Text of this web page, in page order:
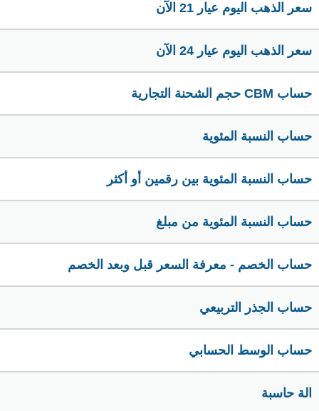
سعر الذهب اليوم عيار 21 الآن
سعر الذهب اليوم عيار 24 الآن
حساب CBM حجم الشحنة التجارية
حساب النسبة المئوية
حساب النسبة المئوية بين رقمين أو أكثر
حساب النسبة المئوية من مبلغ
حساب الخصم - معرفة السعر قبل وبعد الخصم
حساب الجذر التربيعي
حساب الوسط الحسابي
الة حاسبة